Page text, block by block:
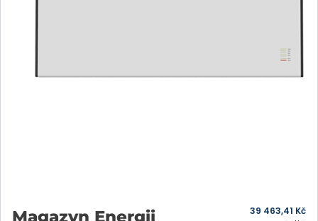
Magazyn Energii
39 463,41 Kč